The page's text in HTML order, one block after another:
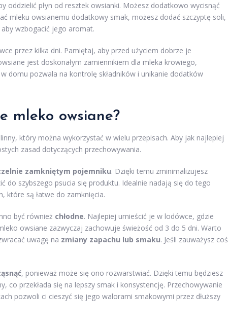
oddzielić płyn od resztek owsianki. Możesz dodatkowo wycisnąć
mleku owsianemu dodatkowy smak, możesz dodać szczyptę soli,
wzbogacić jego aromat.
przez kilka dni. Pamiętaj, aby przed użyciem dobrze je
jest doskonałym zamiennikiem dla mleka krowiego,
domu pozwala na kontrolę składników i unikanie dodatków
mleko owsiane?
który można wykorzystać w wielu przepisach. Aby jak najlepiej
zasad dotyczących przechowywania.
zamkniętym pojemniku. Dzięki temu zminimalizujesz
do szybszego psucia się produktu. Idealnie nadają się do tego
które są łatwe do zamknięcia.
być również chłodne. Najlepiej umieścić je w lodówce, gdzie
owsiane zazwyczaj zachowuje świeżość od 3 do 5 dni. Warto
uwagę na zmiany zapachu lub smaku. Jeśli zauważysz coś
, ponieważ może się ono rozwarstwiać. Dzięki temu będziesz
co przekłada się na lepszy smak i konsystencję. Przechowywanie
pozwoli ci cieszyć się jego walorami smakowymi przez dłuższy